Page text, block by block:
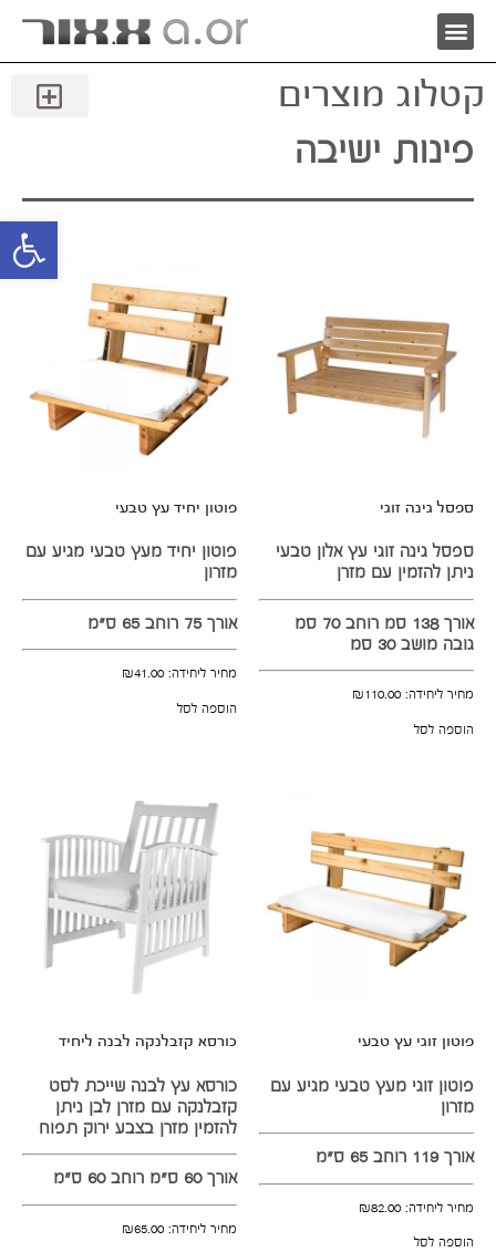
פתח
קטלוג מוצרים
פינות ישיבה
ספסל גינה זוגי
ספסל גינה זוגי עץ אלון טבעי
ניתן להזמין עם מזרן
אורך 138 סמ רוחב 70 סמ
גובה מושב 30 סמ
מחיר ליחידה: ₪110.00
הוספה לסל
פוטון יחיד עץ טבעי
פוטון יחיד מעץ טבעי מגיע עם
מזרון
אורך 75 רוחב 65 ס"מ
מחיר ליחידה: ₪41.00
הוספה לסל
פוטון זוגי עץ טבעי
פוטון זוגי מעץ טבעי מגיע עם
מזרון
אורך 119 רוחב 65 ס"מ
מחיר ליחידה: ₪82.00
הוספה לסל
כורסא קזבלנקה לבנה ליחיד
כורסא עץ לבנה שייכת לסט
קזבלנקה עם מזרן לבן ניתן
להזמין מזרן בצבע ירוק תפוח
אורך 60 ס"מ רוחב 60 ס"מ
מחיר ליחידה: ₪65.00